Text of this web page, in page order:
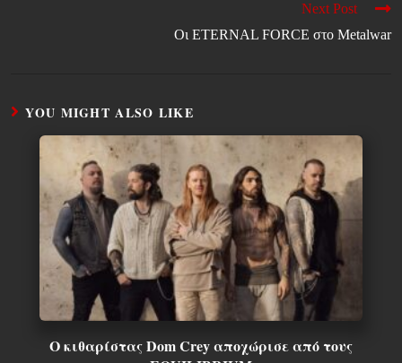
Next Post
Oι ETERNAL FORCE στο Metalwar
YOU MIGHT ALSO LIKE
O κιθαρίστας Dom Crey αποχώρισε από τους